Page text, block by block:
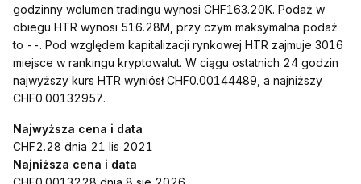
godzinny wolumen tradingu wynosi CHF163.20K. Podaż w
obiegu HTR wynosi 516.28M, przy czym maksymalna podaż
to --. Pod względem kapitalizacji rynkowej HTR zajmuje 3016
miejsce w rankingu kryptowalut. W ciągu ostatnich 24 godzin
najwyższy kurs HTR wyniósł CHF0.00144489, a najniższy
CHF0.00132957.
Najwyższa cena i data
CHF2.28 dnia 21 lis 2021
Najniższa cena i data